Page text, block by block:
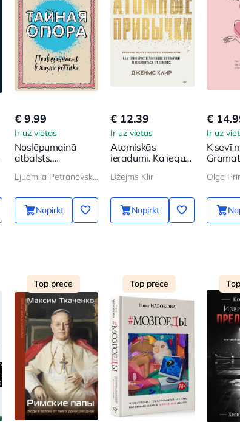
€ 9.99
Ir uz vietas
Noslēpumainā
atbalsts.
bērna dzīvē
Ljudmila Petranovskaja
Nopirkt
€ 12.39
Ir uz vietas
Atomiskās
ieradumi. Kā iegūt
Džejms Klir
Nopirkt
€
Ir uz
K sevī
sevi
Olga
Top prece Top prece